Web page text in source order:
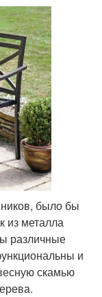
было бы
из металла
различные
и
скамью